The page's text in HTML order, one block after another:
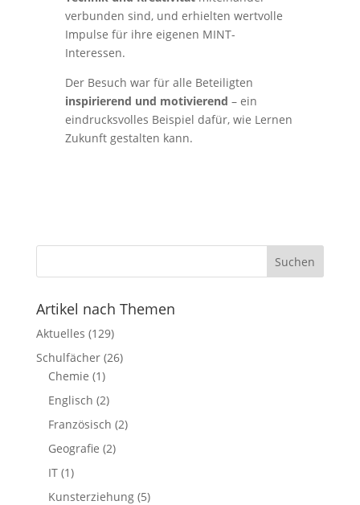
verbunden sind, und erhielten wertvolle
Impulse für ihre eigenen MINT-
Interessen.
Der Besuch war für alle Beteiligten
inspirierend und motivierend – ein
eindrucksvolles Beispiel dafür, wie Lernen
Zukunft gestalten kann.
Artikel nach Themen
Aktuelles (129)
Schulfächer(26)
Chemie (1)
Englisch (2)
Französisch (2)
Geografie (2)
IT(1)
Kunsterziehung(5)